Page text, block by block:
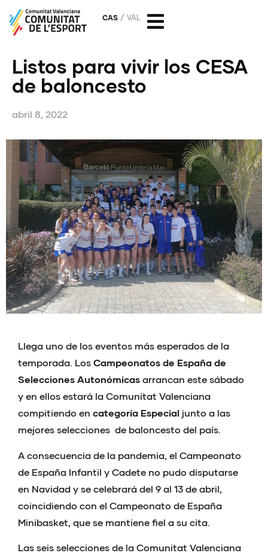
CAS VAL
Listos para vivir los CESA
de baloncesto
abril 8, 2022
Llega uno de los eventos más esperados de la
temporada. Los Campeonatos de España de
Selecciones Autonómicas arrancan este sábado
y en ellos estará la Comunitat Valenciana
compitiendo en categoría Especial junto a las
mejores selecciones de baloncesto del país.
A consecuencia de la pandemia, el Campeonato
de España Infantil y Cadete no pudo disputarse
en Navidad y se celebrará del 9 al 13 de abril,
coincidiendo con el Campeonato de España
Minibasket, que se mantiene fiel a su cita.
Las seis selecciones de la Comunitat Valenciana